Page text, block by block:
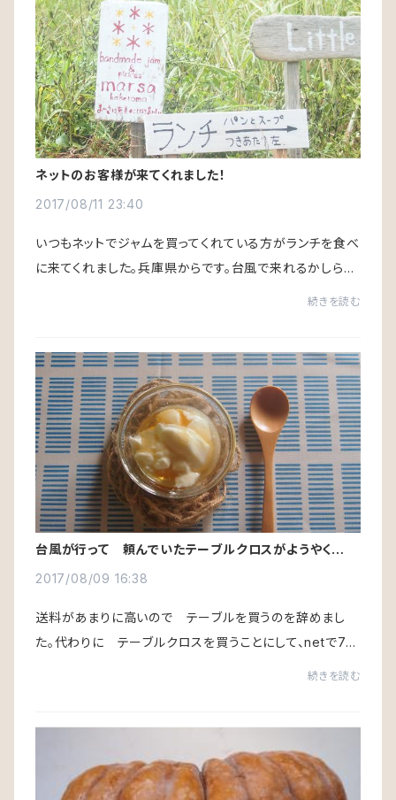
ネットのお客様が来てくれました！
2017/08/11 23:40
いつもネットでジャムを買ってくれている方がランチを食べ
に来てくれました。兵庫県からです。台風で来れるかしら？
続きを読む
台風が行って 頼んでいたテーブルクロスがようやく来ま
2017/08/09 16:38
送料があまりに高いので テーブルを買うのを辞めまし
た。代わりに テーブルクロスを買うことにして、netで7月
の下旬に頼みました。お店のオープンに間に合わないの
続きを読む